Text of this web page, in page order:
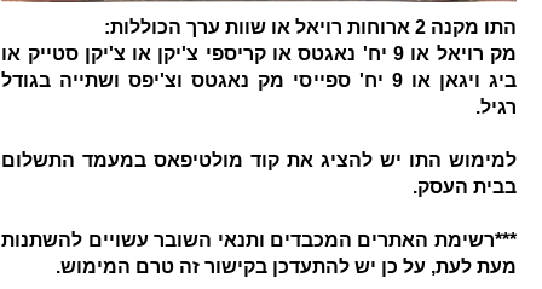
התו מקנה 2 ארוחות רויאל או שוות ערך הכוללות:
מק רויאל או 9 יח' נאגטס או קריספי צ'יקן או צ'יקן סטייק או
ביג ויגאן או 9 יח' ספייסי מק נאגטס וצ'יפס ושתייה בגודל
רגיל.
למימוש התו יש להציג את קוד מולטיפאס במעמד התשלום
בבית העסק.
***רשימת האתרים המכבדים ותנאי השובר עשויים להשתנות
מעת לעת, על כן יש להתעדכן בקישור זה טרם המימוש.